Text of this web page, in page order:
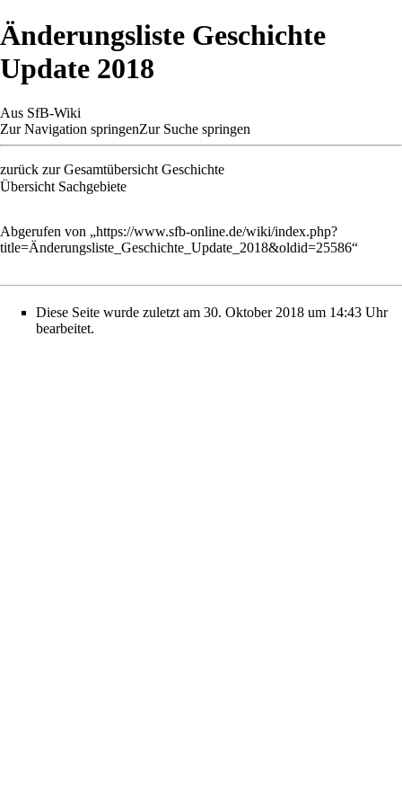
Änderungsliste Geschichte
Update 2018
Aus SfB-Wiki
Zur Navigation springenZur Suche springen
zurück zurGesamtübersicht Geschichte
Übersicht Sachgebiete
Abgerufen von „https://www.sfb-online.de/wiki/index.php?
title=Änderungsliste_Geschichte_Update_2018&oldid=25586“
Diese Seite wurde zuletzt am 30. Oktober 2018 um 14:43 Uhr
bearbeitet.